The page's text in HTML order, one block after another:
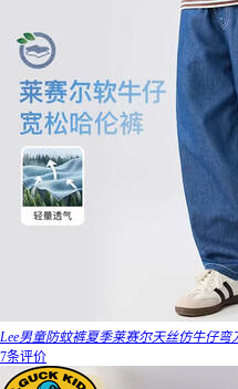
Lee男童防蚊裤夏季莱赛尔天丝仿牛仔
7条评价